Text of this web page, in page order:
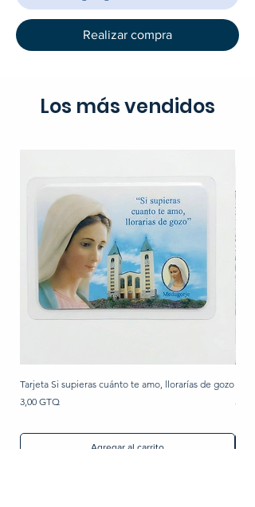
Realizar compra
Los más vendidos
Tarjeta Si supieras cuánto te amo, llorarías de gozo
Precio
3,00 GTQ
Agregar al carrito
Precio